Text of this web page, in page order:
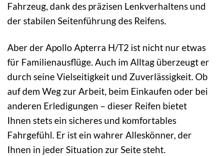
Fahrzeug, dank des präzisen Lenkverhaltens und
der stabilen Seitenführung des Reifens.
Aber der Apollo Apterra H/T2 ist nicht nur etwas
für Familienausflüge. Auch im Alltag überzeugt er
durch seine Vielseitigkeit und Zuverlässigkeit. Ob
auf dem Weg zur Arbeit, beim Einkaufen oder bei
anderen Erledigungen – dieser Reifen bietet
Ihnen stets ein sicheres und komfortables
Fahrgefühl. Er ist ein wahrer Alleskönner, der
Ihnen in jeder Situation zur Seite steht.